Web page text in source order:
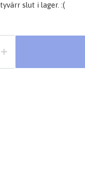
slut i lager. :(